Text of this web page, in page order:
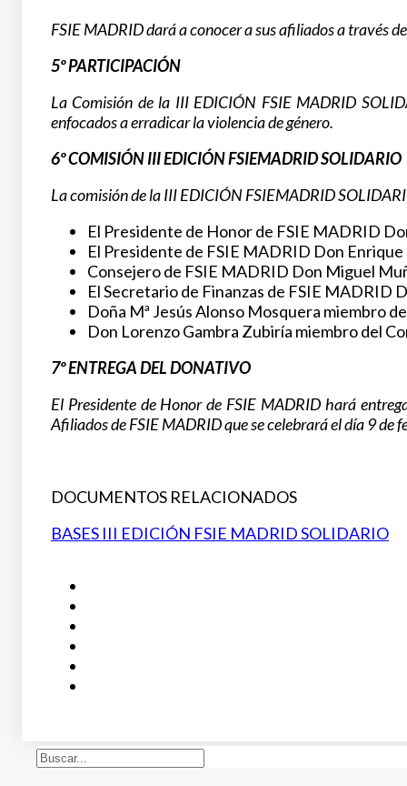
FSIE MADRID dará a conocer a sus afiliados a través
5º PARTICIPACIÓN
La Comisión de la III EDICIÓN FSIE MADRID
enfocados a erradicar la violencia de género.
6º COMISIÓN III EDICIÓN FSIEMADRID SOLIDARIO
La comisión de la III EDICIÓN FSIEMADRID
El Presidente de Honor de FSIE MADRID
El Presidente de FSIE MADRID Don
Consejero de FSIE MADRID Don Miguel
El Secretario de Finanzas de FSIE MADRID
Doña Mª Jesús Alonso Mosquera miembro
Don Lorenzo Gambra Zubiría miembro del
7º ENTREGA DEL DONATIVO
El Presidente de Honor de FSIE MADRID hará
Afiliados de FSIE MADRID que se celebrará el día 9 de
DOCUMENTOS RELACIONADOS
BASES III EDICIÓN FSIE MADRID SOLIDARIO
Buscar